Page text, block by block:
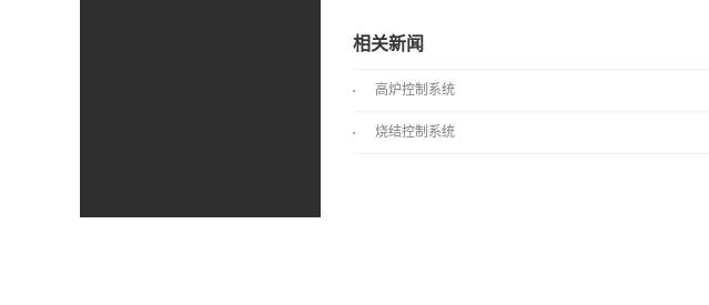
相关新闻
高炉控制系统
烧结控制系统